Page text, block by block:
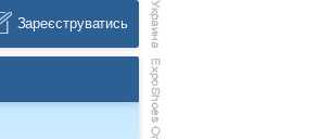
Зареєструватись